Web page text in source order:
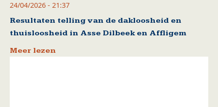
24/04/2026 - 21:37
Resultaten telling van de dakloosheid en
thuisloosheid in Asse Dilbeek en Affligem
Meer lezen